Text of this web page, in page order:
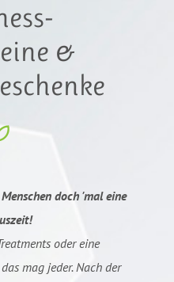
&
doch 'mal eine
oder eine
mag jeder. Nach der